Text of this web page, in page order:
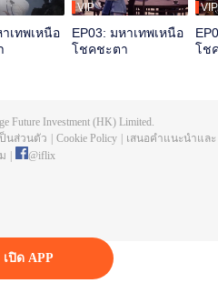
เปิด APP
เทพเหนือ
VIP
EP03: มหาเทพเหนือ
โชคชะตา
VIP
โช
Future Investment (HK) Limited.
นส่วนตัว Cookie Policy
เสนอคำแนะนำและ
@iflix